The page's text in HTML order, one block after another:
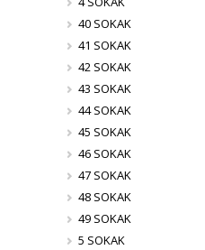
40 SOKAK
41 SOKAK
42 SOKAK
43 SOKAK
44 SOKAK
45 SOKAK
46 SOKAK
47 SOKAK
48 SOKAK
49 SOKAK
5 SOKAK